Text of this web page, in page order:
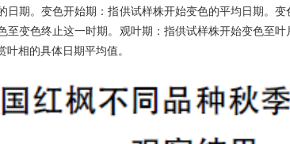
期。变色开始期：指供试样株开始变色的平均日期。
变色终止这一时期。观叶期：指供试样株开始变色至
相的具体日期平均值。